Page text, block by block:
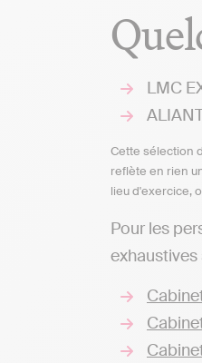
LMC
Cette sélection
reflète en rien
lieu d'exercice,
Pour les